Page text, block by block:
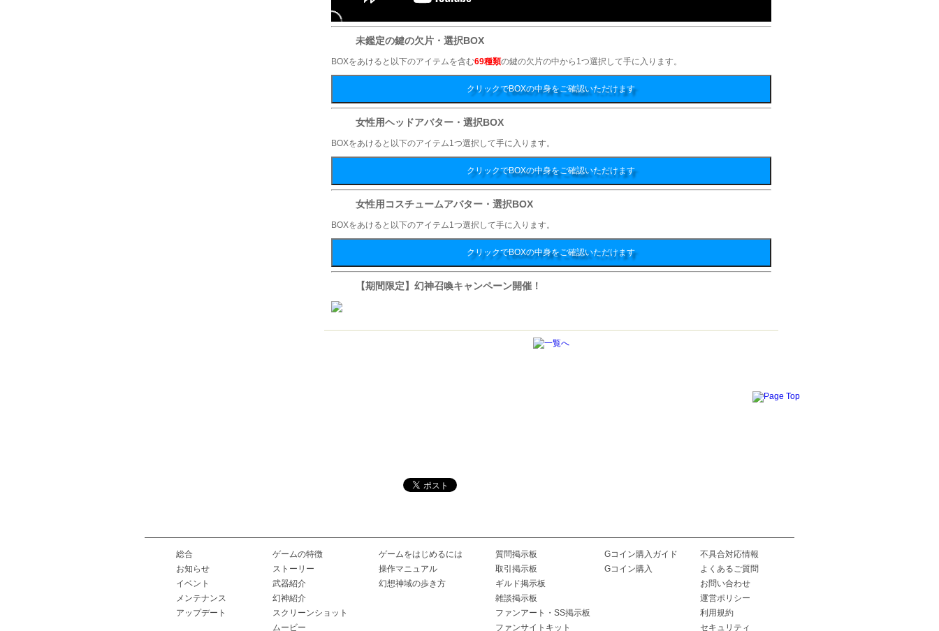
未鑑定の鍵の欠片・選択BOX
BOXをあけると以下のアイテムを含む69種類の鍵の欠片の中から1つ選択して手に入ります。
クリックでBOXの中身をご確認いただけます
女性用ヘッドアバター・選択BOX
BOXをあけると以下のアイテム1つ選択して手に入ります。
クリックでBOXの中身をご確認いただけます
女性用コスチュームアバター・選択BOX
BOXをあけると以下のアイテム1つ選択して手に入ります。
クリックでBOXの中身をご確認いただけます
【期間限定】幻神召喚キャンペーン開催！
総合
お知らせ
イベント
メンテナンス
アップデート
ゲームの特徴
ストーリー
武器紹介
幻神紹介
スクリーンショット
ムービー
ゲームをはじめるには
操作マニュアル
幻想神域の歩き方
質問掲示板
取引掲示板
ギルド掲示板
雑談掲示板
ファンアート・SS掲示板
ファンサイトキット
Gコイン購入ガイド
Gコイン購入
不具合対応情報
よくあるご質問
お問い合わせ
運営ポリシー
利用規約
セキュリティ